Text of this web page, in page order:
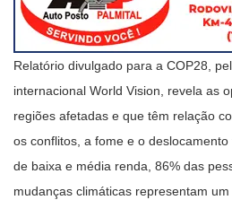
Relatório divulgado para a COP28,
internacional World Vision, revela as
regiões afetadas e que têm relação
os conflitos, a fome e o
de baixa e média renda, 86% das
mudanças climáticas representam